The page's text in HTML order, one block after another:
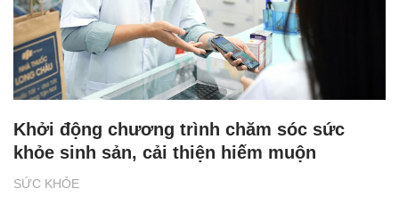
SỨC KHỎE
Khởi động chương trình chăm sóc sức
khỏe sinh sản, cải thiện hiếm muộn